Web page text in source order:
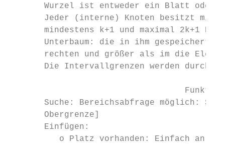
Wurzel ist entweder ein Blatt oder
Jeder (interne) Knoten besitzt
mindestens k+1 und maximal 2k+1
Unterbaum: die in ihm
rechten und größer als im die
Die Intervallgrenzen werden durch
Suche: Bereichsabfrage möglich:
       Obergrenze]
       Einfügen:
o Platz vorhanden: Einfach an